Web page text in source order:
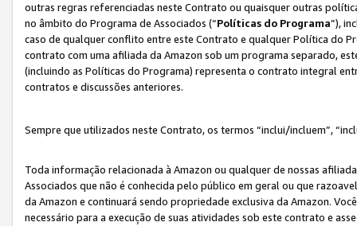
outras regras referenciadas neste Contrato ou quaisquer outras
no âmbito do Programa de Associados (“Políticas do Programa”),
caso de qualquer conflito entre este Contrato e qualquer Política do
contrato com uma afiliada da Amazon sob um programa separado,
(incluindo as Políticas do Programa) representa o contrato integral
contratos e discussões anteriores.
Sempre que utilizados neste Contrato, os termos “inclui/incluem”,
Toda informação relacionada à Amazon ou qualquer de nossas
Associados que não é conhecida pelo público em geral ou que
da Amazon e continuará sendo propriedade exclusiva da Amazon.
necessário para a execução de suas atividades sob este contrato e